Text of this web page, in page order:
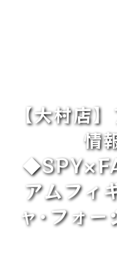
【大村店
情
アムフィ
ャ･フォ